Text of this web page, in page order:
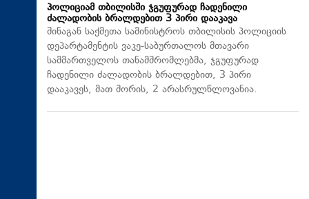
პოლიციამ თბილისში ჯგუფურად ჩადენილი
ძალადობის ბრალდებით 3 პირი დააკავა
შინაგან საქმეთა სამინისტროს თბილისის პოლიციის
დეპარტამენტის ვაკე-საბურთალოს მთავარი
სამმართველოს თანამშრომლებმა, ჯგუფურად
ჩადენილი ძალადობის ბრალდებით, 3 პირი
დააკავეს, მათ შორის, 2 არასრულწლოვანია.